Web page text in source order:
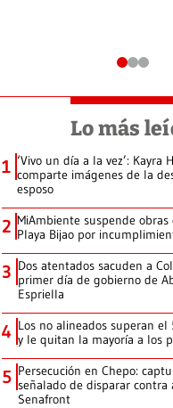
Lo más
1 ‘Vivo un día a la vez’: Kayra
comparte imágenes de la
esposo
2 MiAmbiente suspende
Playa Bijao por
3 Dos atentados sacuden a
primer día de gobierno de
Espriella
4 Los no alineados superan el
y le quitan la mayoría a los
5 Persecución en Chepo:
señalado de disparar contra
Senafront